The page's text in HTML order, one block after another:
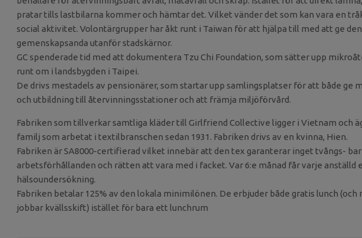
pratar tills lastbilarna kommer och hämtar det. Vilket vänder det som kan vara en
social aktivitet. Volontärgrupper har åkt runt i Taiwan för att hjälpa till med att ge
gemenskapsanda utanför stadskärnor.
GC spenderade tid med att dokumentera Tzu Chi Foundation, som sätter upp
runt om i landsbygden i Taipei.
De drivs mestadels av pensionärer, som startar upp samlingsplatser för att både ge
och utbildning till återvinningsstationer och att främja miljöförvård.
Fabriken som tillverkar samtliga kläder till Girlfriend Collective ligger i Vietnam och
familj som arbetat i textilbranschen sedan 1931. Fabriken drivs av en kvinna, Hien.
Fabriken är SA8000-certifierad vilket innebär att den tex garanterar inget tvångs-
arbetsförhållanden och rätten att vara med i facket. Var 6:e månad får varje anställd
hälsoundersökning.
Fabriken betalar 125% av den lokala minimilönen. De erbjuder både gratis lunch (och
jobbar kvällsskift) istället för bara ett lunchrum